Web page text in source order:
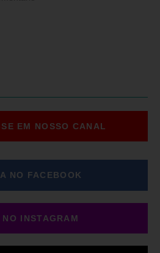
EM NOSSO CANAL
NO FACEBOOK
NO INSTAGRAM